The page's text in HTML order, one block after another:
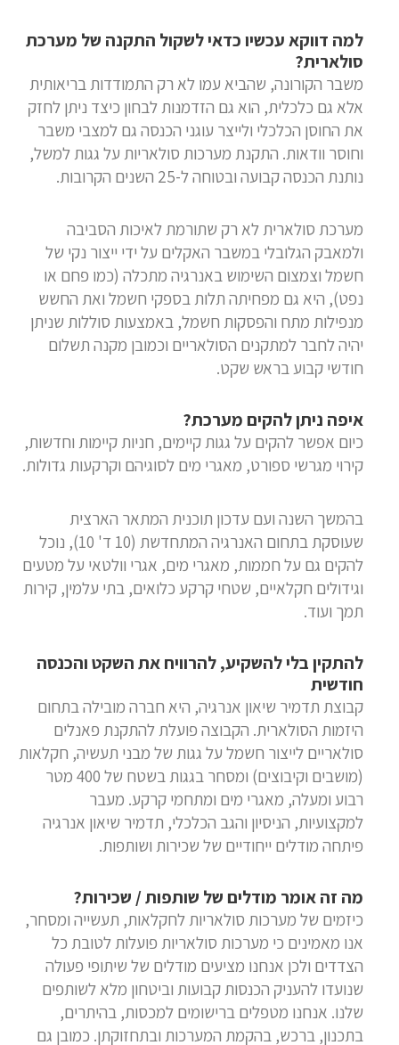
למה דווקא עכשיו כדאי לשקול התקנה של מערכת
סולארית?
משבר הקורונה, שהביא עמו לא רק התמודדות בריאותית
אלא גם כלכלית, הוא גם הזדמנות לבחון כיצד ניתן לחזק
את החוסן הכלכלי ולייצר עוגני הכנסה גם למצבי משבר
וחוסר וודאות. התקנת מערכות סולאריות על גגות למשל,
נותנת הכנסה קבועה ובטוחה ל-25 השנים הקרובות.
מערכת סולארית לא רק שתורמת לאיכות הסביבה
ולמאבק הגלובלי במשבר האקלים על ידי ייצור נקי של
חשמל וצמצום השימוש באנרגיה מתכלה (כמו פחם או
נפט), היא גם מפחיתה תלות בספקי חשמל ואת החשש
מנפילות מתח והפסקות חשמל, באמצעות סוללות שניתן
יהיה לחבר למתקנים הסולאריים וכמובן מקנה תשלום
חודשי קבוע בראש שקט.
איפה ניתן להקים מערכת?
כיום אפשר להקים על גגות קיימים, חניות קיימות וחדשות,
קירוי מגרשי ספורט, מאגרי מים לסוגיהם וקרקעות גדולות.
בהמשך השנה ועם עדכון תוכנית המתאר הארצית
שעוסקת בתחום האנרגיה המתחדשת (10 ד' 10), נוכל
להקים גם על חממות, מאגרי מים, אגרי וולטאי על מטעים
וגידולים חקלאיים, שטחי קרקע כלואים, בתי עלמין, קירות
תמך ועוד.
להתקין בלי להשקיע, להרוויח את השקט והכנסה
חודשית
קבוצת תדמיר שיאון אנרגיה, היא חברה מובילה בתחום
היזמות הסולארית. הקבוצה פועלת להתקנת פאנלים
סולאריים לייצור חשמל על גגות של מבני תעשיה, חקלאות
(מושבים וקיבוצים) ומסחר בגגות בשטח של 400 מטר
רבוע ומעלה, מאגרי מים ומתחמי קרקע. מעבר
למקצועיות, הניסיון והגב הכלכלי, תדמיר שיאון אנרגיה
פיתחה מודלים ייחודיים של שכירות ושותפות.
מה זה אומר מודלים של שותפות / שכירות?
כיזמים של מערכות סולאריות לחקלאות, תעשייה ומסחר,
אנו מאמינים כי מערכות סולאריות פועלות לטובת כל
הצדדים ולכן אנחנו מציעים מודלים של שיתופי פעולה
שנועדו להעניק הכנסות קבועות וביטחון מלא לשותפים
שלנו. אנחנו מטפלים ברישומים למכסות, בהיתרים,
בתכנון, ברכש, בהקמת המערכות ובתחזוקתן. כמובן גם